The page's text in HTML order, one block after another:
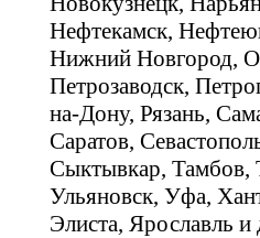
Нефтекамск,
Нижний Новгород,
Петрозаводск,
на-Дону, Рязань,
Саратов,
Сыктывкар, Тамбов,
Ульяновск, Уфа,
Элиста, Ярославль и